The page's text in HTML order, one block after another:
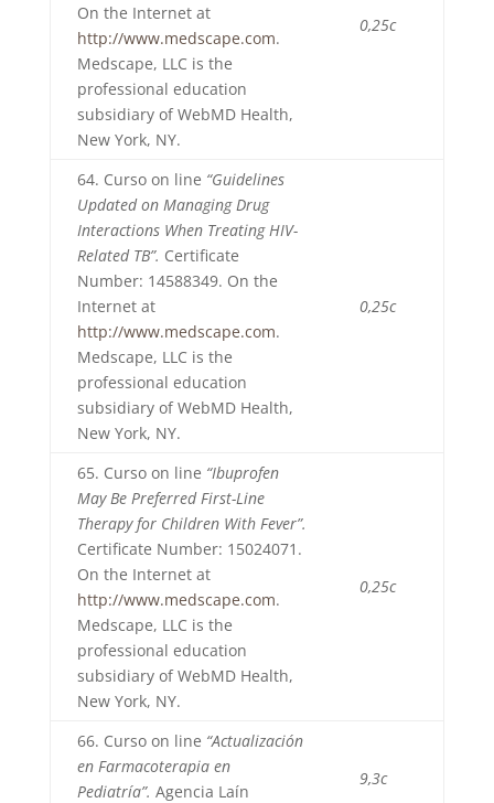
On the Internet at
http://www.medscape.com.
Medscape, LLC is the
professional education
subsidiary of WebMD Health,
New York, NY.
0,25c
64. Curso on line “Guidelines
Updated on Managing Drug
Interactions When Treating HIV-
Related TB”. Certificate
Number: 14588349. On the
Internet at
http://www.medscape.com.
Medscape, LLC is the
professional education
subsidiary of WebMD Health,
New York, NY.
0,25c
65. Curso on line “Ibuprofen
May Be Preferred First-Line
Therapy for Children With Fever”.
Certificate Number: 15024071.
On the Internet at
http://www.medscape.com.
Medscape, LLC is the
professional education
subsidiary of WebMD Health,
New York, NY.
0,25c
66. Curso on line “Actualización
en Farmacoterapia en
Pediatría”. Agencia Laín
9,3c